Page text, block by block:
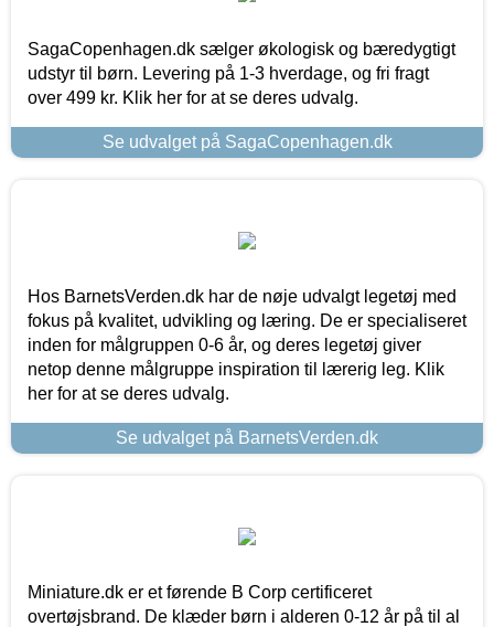
SagaCopenhagen.dk sælger økologisk og bæredygtigt
udstyr til børn. Levering på 1-3 hverdage, og fri fragt
over 499 kr. Klik her for at se deres udvalg.
Se udvalget på SagaCopenhagen.dk
Hos BarnetsVerden.dk har de nøje udvalgt legetøj med
fokus på kvalitet, udvikling og læring. De er specialiseret
inden for målgruppen 0-6 år, og deres legetøj giver
netop denne målgruppe inspiration til lærerig leg. Klik
her for at se deres udvalg.
Se udvalget på BarnetsVerden.dk
Miniature.dk er et førende B Corp certificeret
overtøjsbrand. De klæder børn i alderen 0-12 år på til al